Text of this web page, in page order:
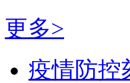
更多>
疫情防控